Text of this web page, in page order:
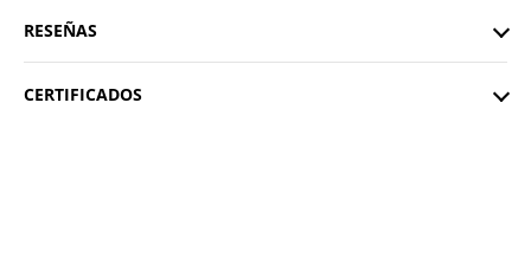
RESEÑAS
CERTIFICADOS